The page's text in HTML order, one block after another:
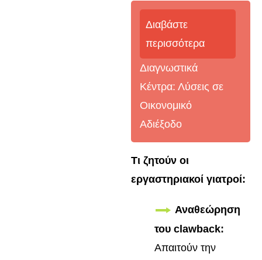
Διαβάστε
περισσότερα
Διαγνωστικά
Κέντρα: Λύσεις σε
Οικονομικό
Αδιέξοδο
Τι ζητούν οι
εργαστηριακοί γιατροί:
Αναθεώρηση
του clawback:
Απαιτούν την